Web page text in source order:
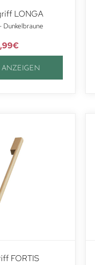
LONGA
Dunkelbraune
€
ANZEIGEN
FORTIS